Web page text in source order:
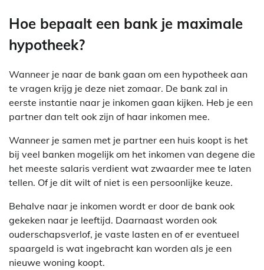
Hoe bepaalt een bank je maximale
hypotheek?
Wanneer je naar de bank gaan om een hypotheek aan
te vragen krijg je deze niet zomaar. De bank zal in
eerste instantie naar je inkomen gaan kijken. Heb je een
partner dan telt ook zijn of haar inkomen mee.
Wanneer je samen met je partner een huis koopt is het
bij veel banken mogelijk om het inkomen van degene die
het meeste salaris verdient wat zwaarder mee te laten
tellen. Of je dit wilt of niet is een persoonlijke keuze.
Behalve naar je inkomen wordt er door de bank ook
gekeken naar je leeftijd. Daarnaast worden ook
ouderschapsverlof, je vaste lasten en of er eventueel
spaargeld is wat ingebracht kan worden als je een
nieuwe woning koopt.